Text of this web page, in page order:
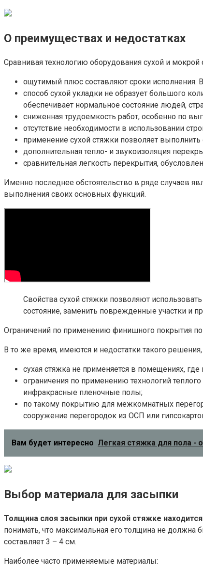
О преимуществах и недостатках
Сравнивая технологию оборудования сухой и
ощутимый плюс составляют сроки исполнения.
способ сухой укладки не образует большого
обеспечивает нормальное состояние людей,
сниженная трудоемкость работ, особенно по
отсутствие необходимости в использовании
применение сухой стяжки позволяет
дополнительная тепло- и звукоизоляция
сравнительная легкость перекрытия,
Именно последнее обстоятельство в ряде случаев
выполнения своих основных функций.
Свойства сухой стяжки позволяют
состояние, заменить поврежденные участки и
Ограничений по применению финишного покрытия по
В то же время, имеются и недостатки такого
сухая стяжка не применяется в помещениях,
ограничения по применению технологий
инфракрасные пленочные полы;
по такому покрытию для межкомнатных
сооружение перегородок из ОСП или
Вам будет интересно Легкая стяжка для пола -
Выбор материала для засыпки
Толщина слоя засыпки при сухой стяжке
понимать, что максимальная его толщина не должна
составляет 3 – 4 см.
Наиболее часто применяемые материалы: